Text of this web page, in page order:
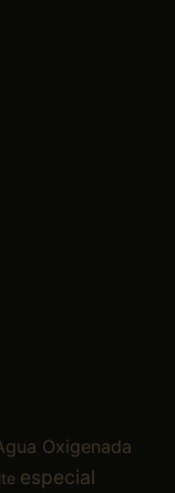
Oxigenada
especial